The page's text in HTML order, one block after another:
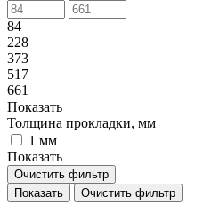
84
228
373
517
661
Показать
Толщина прокладки, мм
1 мм
Показать
Очистить фильтр
Очистить фильтр